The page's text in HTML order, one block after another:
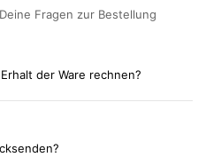
Double-Action
2x Pumpenadapter,
ausgeliefert und kann
Fragen zur Bestellung
der Ware rechnen?